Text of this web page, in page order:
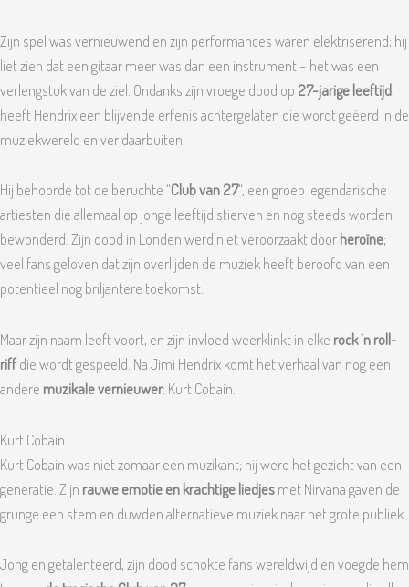
Zijn spel was vernieuwend en zijn performances waren elektriserend; hij
liet zien dat een gitaar meer was dan een instrument – het was een
verlengstuk van de ziel. Ondanks zijn vroege dood op 27-jarige leeftijd,
heeft Hendrix een blijvende erfenis achtergelaten die wordt geëerd in de
muziekwereld en ver daarbuiten.
Hij behoorde tot de beruchte “Club van 27“, een groep legendarische
artiesten die allemaal op jonge leeftijd stierven en nog steeds worden
bewonderd. Zijn dood in Londen werd niet veroorzaakt doorheroïne;
veel fans geloven dat zijn overlijden de muziek heeft beroofd van een
potentieel nog briljantere toekomst.
Maar zijn naam leeft voort, en zijn invloed weerklinkt in elke rock ’n roll-
riffdie wordt gespeeld. Na Jimi Hendrix komt het verhaal van nog een
andere muzikale vernieuwer: Kurt Cobain.
Kurt Cobain
Kurt Cobain was niet zomaar een muzikant; hij werd het gezicht van een
generatie. Zijn rauwe emotie en krachtige liedjesmet Nirvana gaven de
grunge een stem en duwden alternatieve muziek naar het grote publiek.
Jong en getalenteerd, zijn dood schokte fans wereldwijd en voegde hem